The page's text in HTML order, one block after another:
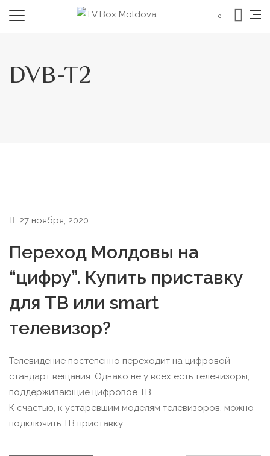
0
DVB-T2
27 ноября, 2020
Переход Молдовы на
“цифру”. Купить приставку
для ТВ или smart
телевизор?
Телевидение постепенно переходит на цифровой
стандарт вещания. Однако не у всех есть телевизоры,
поддерживающие цифровое ТВ.
К счастью, к устаревшим моделям телевизоров, можно
подключить ТВ приставку.